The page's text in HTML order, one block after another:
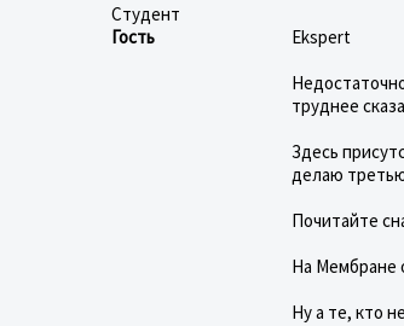
Студент
Гость
Ekspert
труднее
Здесь
делаю
Почитайте
На Мембране
Ну а те, кто